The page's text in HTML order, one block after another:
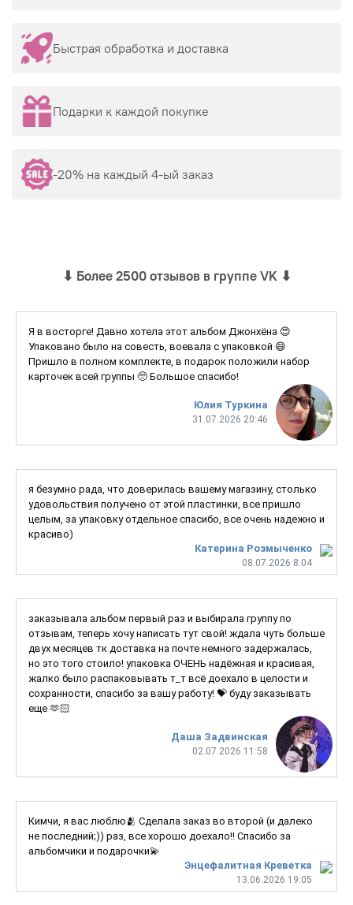
Быстрая обработка и доставка
Подарки к каждой покупке
-20% на каждый 4-ый заказ
⬇ Более 2500 отзывов в группе VK ⬇
Юлия Туркина
31.07.2026 20:46
Я в восторге! Давно хотела этот альбом Джонхёна 😍
Упаковано было на совесть, воевала с упаковкой 😄
Пришло в полном комплекте, в подарок положили набор
карточек всей группы 🥺 Большое спасибо!
Катерина Розмыченко
08.07.2026 8:04
я безумно рада, что доверилась вашему магазину, столько
удовольствия получено от этой пластинки, все пришло
целым, за упаковку отдельное спасибо, все очень надежно и
красиво)
Даша Задвинская
02.07.2026 11:58
заказывала альбом первый раз и выбирала группу по
отзывам, теперь хочу написать тут свой! ждала чуть больше
двух месяцев тк доставка на почте немного задержалась,
но это того стоило! упаковка ОЧЕНЬ надёжная и красивая,
жалко было распаковывать т_т всё доехало в целости и
сохранности, спасибо за вашу работу! 💝 буду заказывать
еще 🫶🏻
Энцефалитная Креветка
13.06.2026 19:05
Кимчи, я вас люблю🫂 Сделала заказ во второй (и далеко
не последний;)) раз, все хорошо доехало!! Спасибо за
альбомчики и подарочки💫